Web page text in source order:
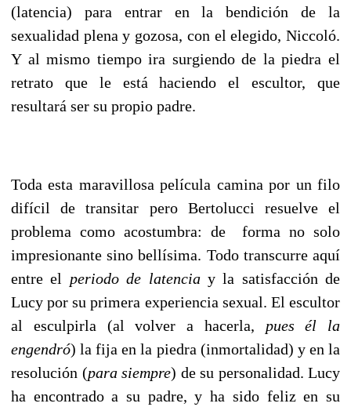
(latencia) para entrar en la bendición de la
sexualidad plena y gozosa, con el elegido, Niccoló.
Y al mismo tiempo ira surgiendo de la piedra el
retrato que le está haciendo el escultor, que
resultará ser su propio padre.
Toda esta maravillosa película camina por un filo
difícil de transitar pero Bertolucci resuelve el
problema como acostumbra: de forma no solo
impresionante sino bellísima. Todo transcurre aquí
entre el periodo de latenciay la satisfacción de
Lucy por su primera experiencia sexual. El escultor
al esculpirla (al volver a hacerla, pues él la
engendró) la fija en la piedra (inmortalidad) y en la
resolución (para siempre) de su personalidad. Lucy
ha encontrado a su padre, y ha sido feliz en su